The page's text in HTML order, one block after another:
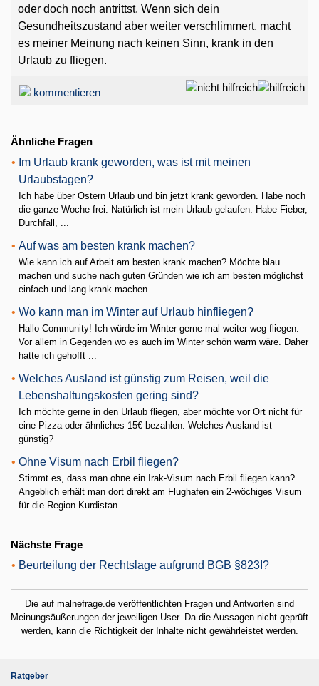
oder doch noch antrittst. Wenn sich dein
Gesundheitszustand aber weiter verschlimmert, macht
es meiner Meinung nach keinen Sinn, krank in den
Urlaub zu fliegen.
kommentieren
Ähnliche Fragen
• Im Urlaub krank geworden, was ist mit meinen
Urlaubstagen?
Ich habe über Ostern Urlaub und bin jetzt krank geworden. Habe noch
die ganze Woche frei. Natürlich ist mein Urlaub gelaufen. Habe Fieber,
Durchfall, ...
• Auf was am besten krank machen?
Wie kann ich auf Arbeit am besten krank machen? Möchte blau
machen und suche nach guten Gründen wie ich am besten möglichst
einfach und lang krank machen ...
• Wo kann man im Winter auf Urlaub hinfliegen?
Hallo Community! Ich würde im Winter gerne mal weiter weg fliegen.
Vor allem in Gegenden wo es auch im Winter schön warm wäre. Daher
hatte ich gehofft ...
• Welches Ausland ist günstig zum Reisen, weil die
Lebenshaltungskosten gering sind?
Ich möchte gerne in den Urlaub fliegen, aber möchte vor Ort nicht für
eine Pizza oder ähnliches 15€ bezahlen. Welches Ausland ist
günstig?
• Ohne Visum nach Erbil fliegen?
Stimmt es, dass man ohne ein Irak-Visum nach Erbil fliegen kann?
Angeblich erhält man dort direkt am Flughafen ein 2-wöchiges Visum
für die Region Kurdistan.
Nächste Frage
• Beurteilung der Rechtslage aufgrund BGB §823I?
Die auf malnefrage.de veröffentlichten Fragen und Antworten sind
Meinungsäußerungen der jeweiligen User. Da die Aussagen nicht geprüft
werden, kann die Richtigkeit der Inhalte nicht gewährleistet werden.
Ratgeber